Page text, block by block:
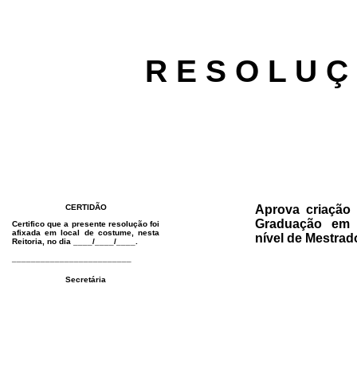
R E S O L U
CERTIDÃO
Certifico que a presente resolução foi
afixada em local de costume, nesta
Reitoria, no dia ____/____/____.
Secretária
Aprova criação
Graduação
nível de